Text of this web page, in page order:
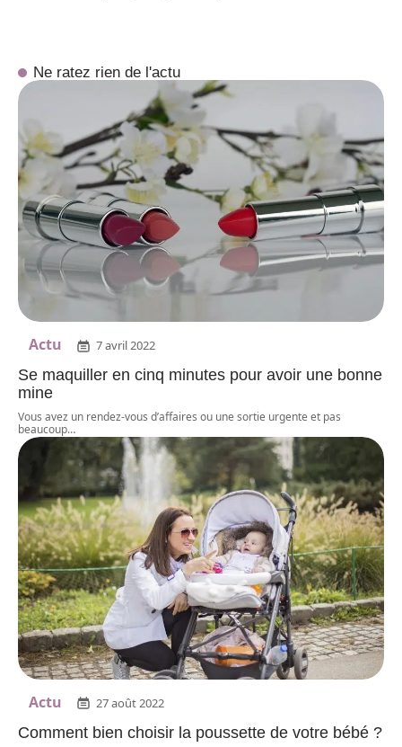
Ne ratez rien de l'actu
Actu 7 avril 2022
Se maquiller en cinq minutes pour avoir une bonne
mine
Vous avez un rendez-vous d’affaires ou une sortie urgente et pas
beaucoup…
Actu 27 août 2022
Comment bien choisir la poussette de votre bébé ?